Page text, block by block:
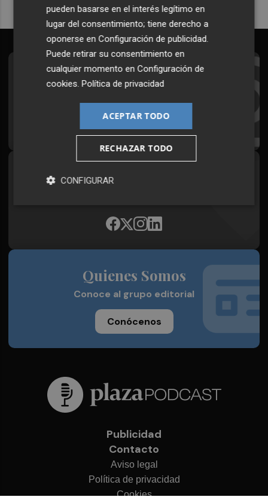
Suscríbete al Boletín
Síguenos en redes
Quienes Somos
Conoce al grupo editorial
Conócenos
Publicidad
Contacto
Aviso legal
Política de privacidad
Cookies
pueden basarse en el interés legítimo en
lugar del consentimiento; tiene derecho a
oponerse enConfiguración de publicidad
Puede retirar su consentimiento en
cualquier momento enConfiguración de
cookies .Política de privacidad
ACEPTAR TODO
RECHAZAR TODO
CONFIGURAR